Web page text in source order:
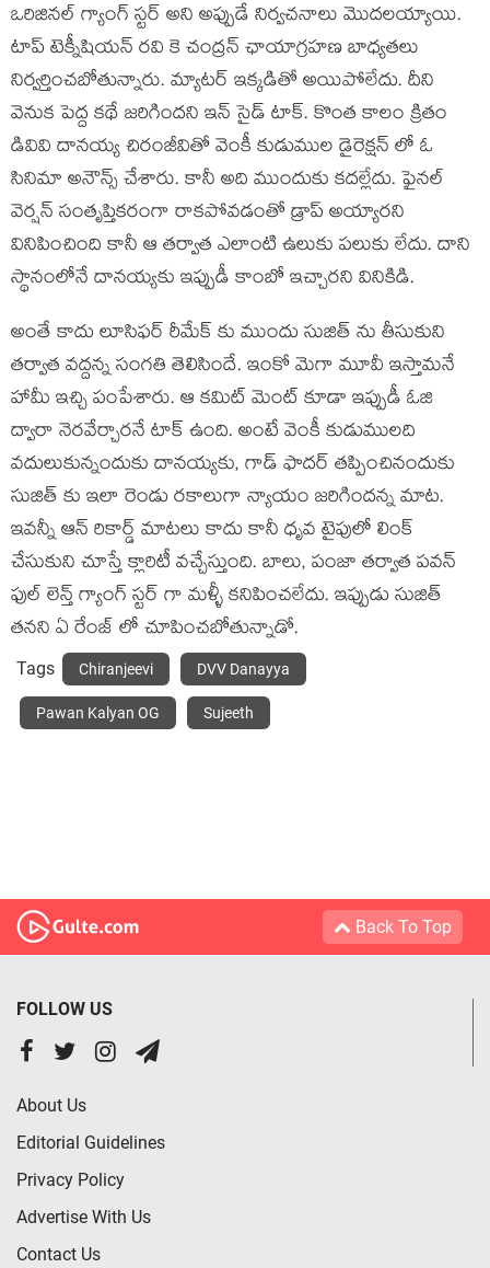
ఒరిజినల్ గ్యాంగ్ స్టర్ అని అప్పుడే నిర్వచనాలు మొదలయ్యాయి.
టాప్ టెక్నీషియన్ రవి కె చంద్రన్ ఛాయాగ్రహణ బాధ్యతలు
నిర్వర్తించబోతున్నారు. మ్యాటర్ ఇక్కడితో అయిపోలేదు. దీని
వెనుక పెద్ద కథే జరిగిందని ఇన్ సైడ్ టాక్. కొంత కాలం క్రితం
డివివి దానయ్య చిరంజీవితో వెంకీ కుడుముల డైరెక్షన్ లో ఓ
సినిమా అనౌన్స్ చేశారు. కానీ అది ముందుకు కదల్లేదు. ఫైనల్
వెర్షన్ సంతృప్తికరంగా రాకపోవడంతో డ్రాప్ అయ్యారని
వినిపించింది కానీ ఆ తర్వాత ఎలాంటి ఉలుకు పలుకు లేదు. దాని
స్థానంలోనే దానయ్యకు ఇప్పుడీ కాంబో ఇచ్చారని వినికిడి.
అంతే కాదు లూసిఫర్ రీమేక్ కు ముందు సుజిత్ ను తీసుకుని
తర్వాత వద్దన్న సంగతి తెలిసిందే. ఇంకో మెగా మూవీ ఇస్తామనే
హామీ ఇచ్చి పంపేశారు. ఆ కమిట్ మెంట్ కూడా ఇప్పుడీ ఓజి
ద్వారా నెరవేర్చారనే టాక్ ఉంది. అంటే వెంకీ కుడుములది
వదులుకున్నందుకు దానయ్యకు, గాడ్ ఫాదర్ తప్పించినందుకు
సుజిత్ కు ఇలా రెండు రకాలుగా న్యాయం జరిగిందన్న మాట.
ఇవన్నీ ఆన్ రికార్డ్ మాటలు కాదు కానీ ధృవ టైపులో లింక్
చేసుకుని చూస్తే క్లారిటీ వచ్చేస్తుంది. బాలు, పంజా తర్వాత పవన్
ఫుల్ లెన్త్ గ్యాంగ్ స్టర్ గా మళ్ళీ కనిపించలేదు. ఇప్పుడు సుజిత్
తనని ఏ రేంజ్ లో చూపించబోతున్నాడో.
Tags Chiranjeevi DVV Danayya
Pawan Kalyan OG Sujeeth
Back To Top
FOLLOW US
About Us
Editorial Guidelines
Privacy Policy
Advertise With Us
Contact Us